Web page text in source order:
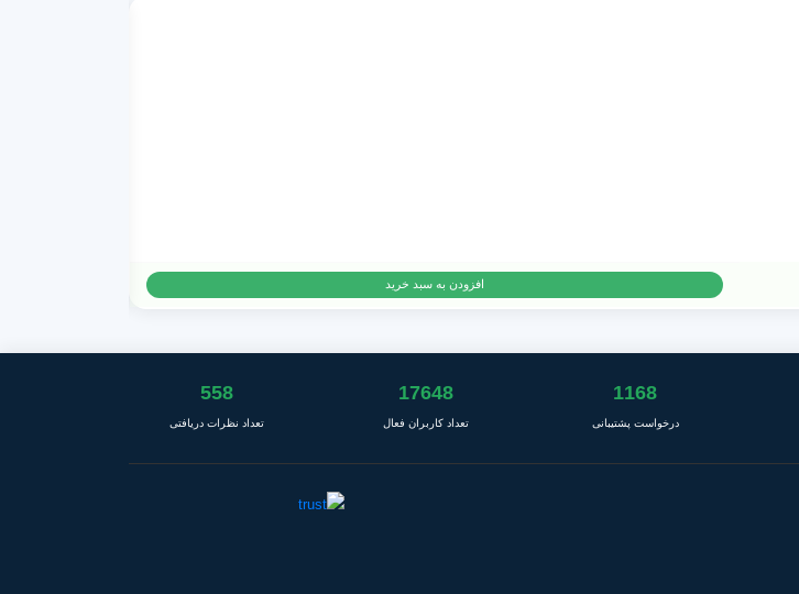
افزودن به سبد خرید
1168
درخواست پشتیبانی
17648
تعداد کاربران فعال
558
تعداد نظرات دریافتی